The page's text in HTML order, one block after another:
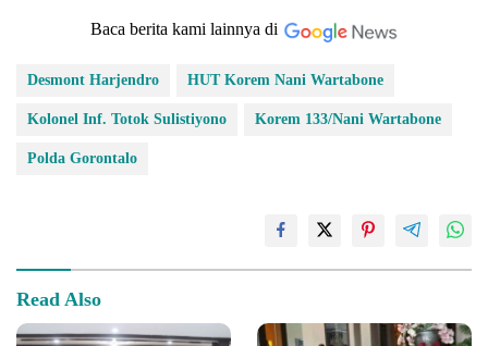
Baca berita kami lainnya di
Desmont Harjendro HUT Korem Nani Wartabone
Kolonel Inf. Totok Sulistiyono Korem 133/Nani Wartabone
Polda Gorontalo
Read Also